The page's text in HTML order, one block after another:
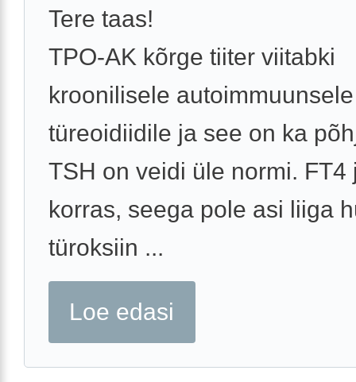
Tere taas!
TPO-AK kõrge tiiter viitabki
kroonilisele autoimmuunsele
türeoidiidile ja see on ka
TSH on veidi üle normi. FT4
korras, seega pole asi liiga
türoksiin ...
Loe edasi